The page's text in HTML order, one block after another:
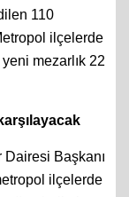
110
ilçelerde
mezarlık 22
Başkanı
ilçelerde